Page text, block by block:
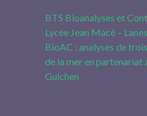
BTS Bioanalyses et
Lycée Jean Macé –
BioAC : analyses de
de la mer en partenariat
Guichen